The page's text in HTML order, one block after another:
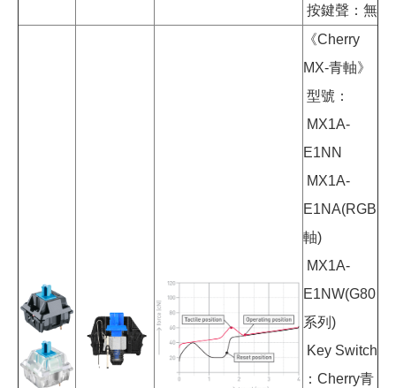
按鍵聲：無
《Cherry
MX-青軸》
型號：
MX1A-
E1NN
MX1A-
E1NA(RGB
軸)
MX1A-
E1NW(G80
系列)
Key Switch
：Cherry青